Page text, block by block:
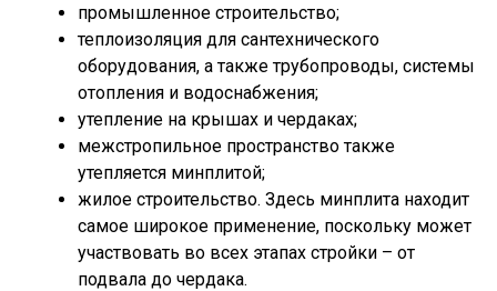
промышленное строительство;
теплоизоляция для сантехнического
оборудования, а также трубопроводы, системы
отопления и водоснабжения;
утепление на крышах и чердаках;
межстропильное пространство также
утепляется минплитой;
жилое строительство. Здесь минплита находит
самое широкое применение, поскольку может
участвовать во всех этапах стройки – от
подвала до чердака.